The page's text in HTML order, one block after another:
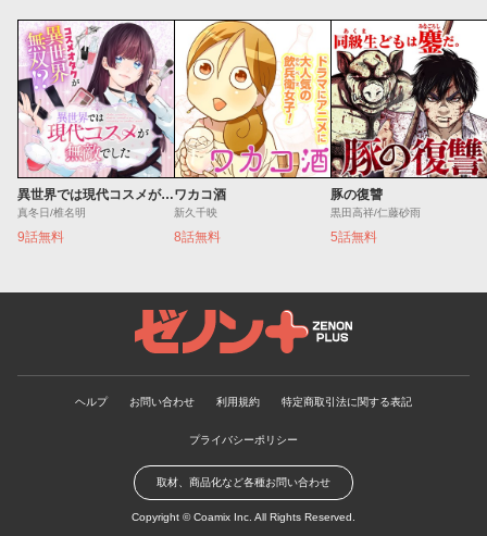
異世界では現代コスメが無敵でした
真冬日/椎名明
9話無料
ワカコ酒
新久千映
8話無料
豚の復讐
黒田高祥/仁藤砂雨
5話無料
ゼノンプラス
ヘルプ お問い合わせ 利用規約 特定商取引法に関する表記
プライバシーポリシー
取材、商品化など各種お問い合わせ
Copyright ©Coamix Inc. All Rights Reserved.